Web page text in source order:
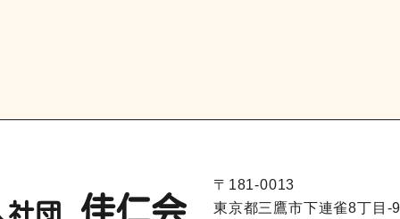
団 佳仁会
〒181-0013
東京都三鷹市下連雀8丁目-